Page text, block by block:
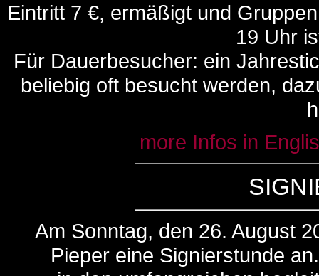
Eintritt 7 €, ermäßigt und
19 Uhr
Für Dauerbesucher: ein
beliebig oft besucht werden,
more Infos in
Am Sonntag, den 26. August
Pieper eine Signierstunde